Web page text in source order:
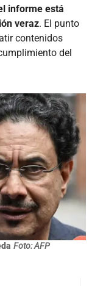
informe está
veraz. El punto
contenidos
del
Foto: AFP